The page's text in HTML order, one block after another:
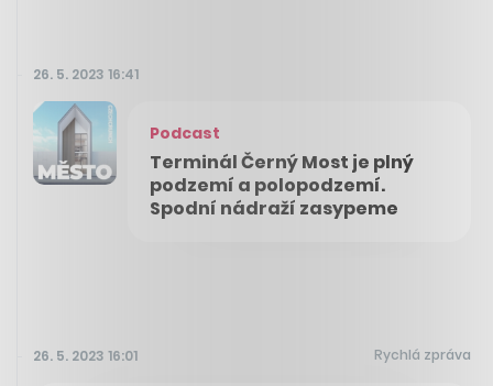
26. 5. 2023 16:41
Podcast
Terminál Černý Most je plný
podzemí a polopodzemí.
Spodní nádraží zasypeme
26. 5. 2023 16:01 Rychlá zpráva